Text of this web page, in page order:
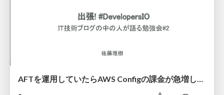
AFTを運用していたらAWS Configの課金が急増していた件